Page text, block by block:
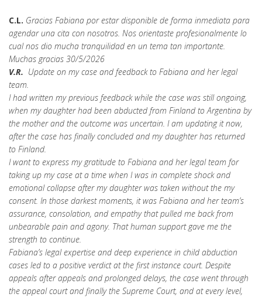
C.L. Gracias Fabiana por estar disponible de forma inmediata para
agendar una cita con nosotros. Nos orientaste profesionalmente lo
cual nos dio mucha tranquilidad en un tema tan importante.
Muchas gracias 30/5/2026
V.R. Update on my case and feedback to Fabiana and her legal
team.
I had written my previous feedback while the case was still ongoing,
when my daughter had been abducted from Finland to Argentina by
the mother and the outcome was uncertain. I am updating it now,
after the case has finally concluded and my daughter has returned
to Finland.
I want to express my gratitude to Fabiana and her legal team for
taking up my case at a time when I was in complete shock and
emotional collapse after my daughter was taken without the my
consent. In those darkest moments, it was Fabiana and her team’s
assurance, consolation, and empathy that pulled me back from
unbearable pain and agony. That human support gave me the
strength to continue.
Fabiana’s legal expertise and deep experience in child abduction
cases led to a positive verdict at the first instance court. Despite
appeals after appeals and prolonged delays, the case went through
the appeal court and finally the Supreme Court, and at every level,